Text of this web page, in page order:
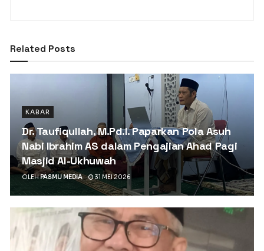
Related Posts
KABAR
Dr. Taufiqullah, M.Pd.I. Paparkan Pola Asuh
Nabi Ibrahim AS dalam Pengajian Ahad Pagi
Masjid Al-Ukhuwah
OLEHPASMU MEDIA 31 MEI 2026